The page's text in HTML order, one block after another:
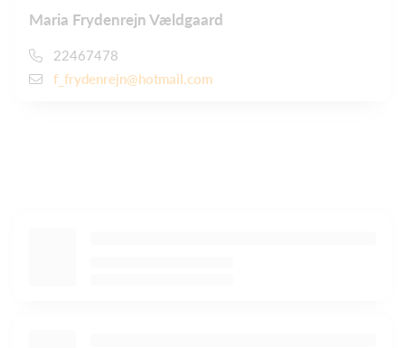
Maria Frydenrejn Vældgaard
22467478
f_frydenrejn@hotmail.com